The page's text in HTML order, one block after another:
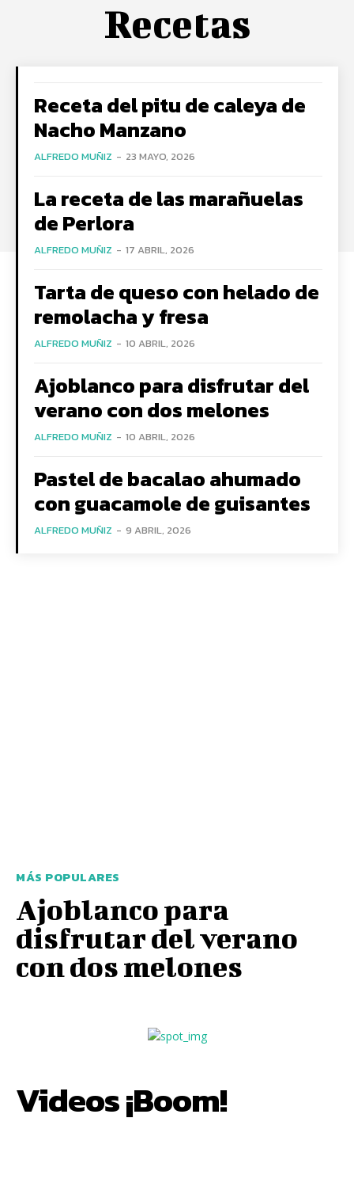
Recetas
Receta del pitu de caleya de
Nacho Manzano
ALFREDO MUÑIZ - 23 MAYO, 2026
La receta de las marañuelas
de Perlora
ALFREDO MUÑIZ - 17 ABRIL, 2026
Tarta de queso con helado de
remolacha y fresa
ALFREDO MUÑIZ - 10 ABRIL, 2026
Ajoblanco para disfrutar del
verano con dos melones
ALFREDO MUÑIZ - 10 ABRIL, 2026
Pastel de bacalao ahumado
con guacamole de guisantes
ALFREDO MUÑIZ - 9 ABRIL, 2026
MÁS POPULARES
Ajoblanco para
disfrutar del verano
con dos melones
Videos ¡Boom!